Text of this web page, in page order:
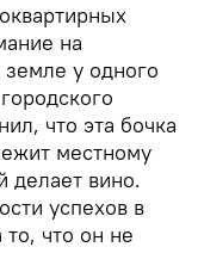
на
у одного
что эта бочка
местному
делает вино.
успехов в
что он не